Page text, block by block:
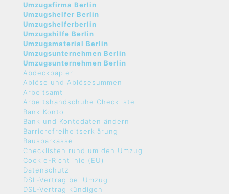
Umzugsfirma Berlin
Umzugshelfer Berlin
Umzugshelferberlin
Umzugshilfe Berlin
Umzugsmaterial Berlin
Umzugsunternehmen Berlin
Umzugsunternehmen Berlin
Abdeckpapier
Ablöse und Ablösesummen
Arbeitsamt
Arbeitshandschuhe Checkliste
Bank Konto
Bank und Kontodaten ändern
Barrierefreiheitserklärung
Bausparkasse
Checklisten rund um den Umzug
Cookie-Richtlinie (EU)
Datenschutz
DSL-Vertrag bei Umzug
DSL-Vertrag kündigen